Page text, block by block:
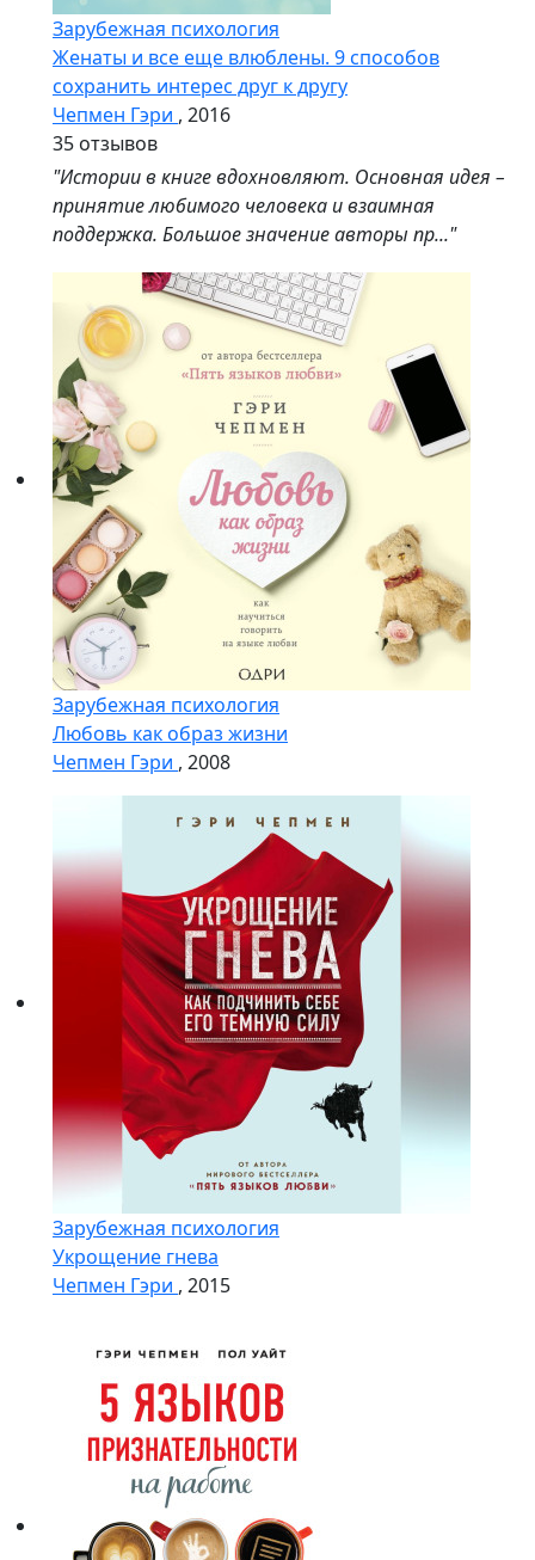
Зарубежная психология
Женаты и все еще влюблены. 9 способов
сохранить интерес друг к другу
Чепмен Гэри , 2016
35 отзывов
"Истории в книге вдохновляют. Основная идея –
принятие любимого человека и взаимная
поддержка. Большое значение авторы пр..."
Зарубежная психология
Любовь как образ жизни
Чепмен Гэри , 2008
Зарубежная психология
Укрощение гнева
Чепмен Гэри , 2015